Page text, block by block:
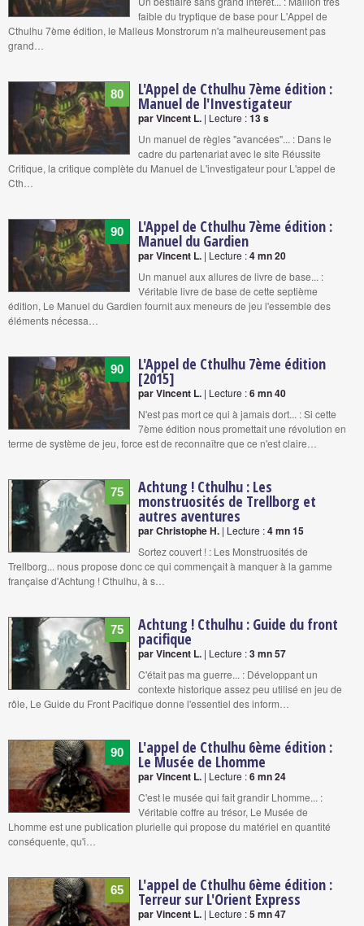
faible du tryptique de base pour L'Appel de
Cthulhu 7ème édition, le Malleus Monstrorum n'a malheureusement pas
grand…
80 L'Appel de Cthulhu 7ème édition :
Manuel de l'Investigateur
par Vincent L. | Lecture :13 s
Un manuel de règles "avancées"... : Dans le
cadre du partenariat avec le site Réussite
Critique, la critique complète du Manuel de L'investigateur pour L'appel de
Cth…
90 L'Appel de Cthulhu 7ème édition :
Manuel du Gardien
par Vincent L. | Lecture :4 mn 20
Un manuel aux allures de livre de base... :
Véritable livre de base de cette septième
édition, Le Manuel du Gardien fournit aux meneurs de jeu l'essemble des
éléments nécessa…
90 L'Appel de Cthulhu 7ème édition
[2015]
par Vincent L. | Lecture :6 mn 40
N'est pas mort ce qui à jamais dort... : Si cette
7ème édition nous promettait une révolution en
terme de système de jeu, force est de reconnaître que ce n'est claire…
75 Achtung ! Cthulhu : Les
monstruosités de Trellborg et
autres aventures
par Christophe H. | Lecture :4 mn 15
Sortez couvert ! : Les Monstruosités de
Trellborg... nous propose donc ce qui commençait à manquer à la gamme
française d'Achtung ! Cthulhu, à s…
75 Achtung ! Cthulhu : Guide du front
pacifique
par Vincent L. | Lecture :3 mn 57
C'était pas ma guerre... : Développant un
contexte historique assez peu utilisé en jeu de
rôle, Le Guide du Front Pacifique donne l'essentiel des inform…
90 L'appel de Cthulhu 6ème édition :
Le Musée de Lhomme
par Vincent L. | Lecture :6 mn 24
C'est le musée qui fait grandir Lhomme... :
Véritable coffre au trésor, Le Musée de
Lhomme est une publication plurielle qui propose du matériel en quantité
conséquente, qu'i…
65 L'appel de Cthulhu 6ème édition :
Terreur sur L'Orient Express
par Vincent L. | Lecture :5 mn 47